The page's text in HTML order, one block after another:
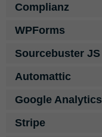
Complianz
WPForms
Sourcebuster JS
Automattic
Google Analytics
Stripe